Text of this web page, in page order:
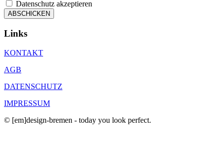
Datenschutz akzeptieren
ABSCHICKEN
Links
KONTAKT
AGB
DATENSCHUTZ
IMPRESSUM
© [em]design-bremen - today you look perfect.